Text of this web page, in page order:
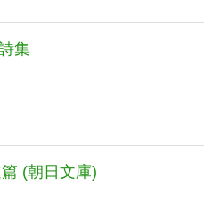
集
(朝日文庫)